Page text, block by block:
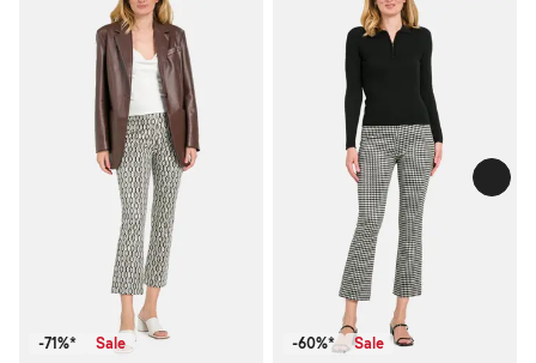
-71%* Sale -60%* Sale